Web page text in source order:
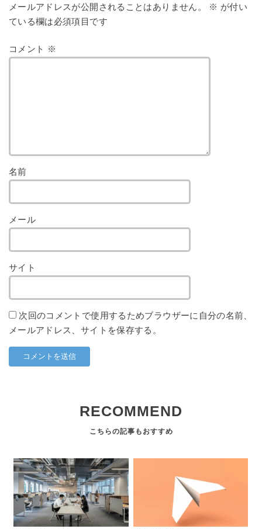
メールアドレスが公開されることはありません。 ※ が付い
ている欄は必須項目です
コメント ※
名前
メール
サイト
次回のコメントで使用するためブラウザーに自分の名前、
メールアドレス、サイトを保存する。
RECOMMEND